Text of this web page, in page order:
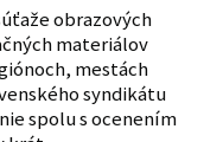
obrazových
materiálov
mestách
syndikátu
spolu s ocenením